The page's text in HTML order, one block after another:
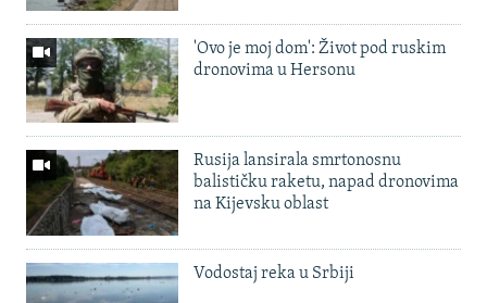
'Ovo je moj dom': Život pod ruskim
dronovima u Hersonu
Rusija lansirala smrtonosnu
balističku raketu, napad dronovima
na Kijevsku oblast
Vodostaj reka u Srbiji